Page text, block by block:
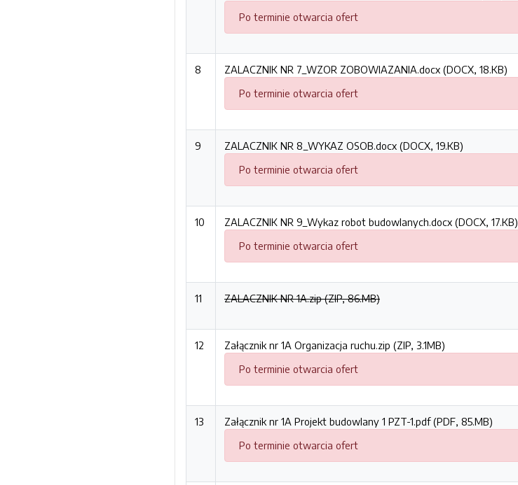
Po terminie otwarcia ofert
8
ZALACZNIK NR 7_WZOR ZOBOWIAZANIA.docx (DOCX, 18.KB)
Po terminie otwarcia ofert
9
ZALACZNIK NR 8_WYKAZ OSOB.docx (DOCX, 19.KB)
Po terminie otwarcia ofert
10
ZALACZNIK NR 9_Wykaz robot budowlanych.docx (DOCX, 17.KB)
Po terminie otwarcia ofert
11 ZALACZNIK NR 1A.zip (ZIP, 86.MB)
12
Załącznik nr 1A Organizacja ruchu.zip (ZIP, 3.1MB)
Po terminie otwarcia ofert
13
Załącznik nr 1A Projekt budowlany 1 PZT-1.pdf (PDF, 85.MB)
Po terminie otwarcia ofert